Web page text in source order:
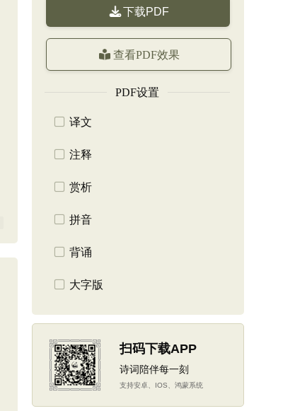
下载PDF
查看PDF效果
PDF设置
译文
注释
赏析
拼音
背诵
大字版
扫码下载APP
诗词陪伴每一刻
支持安卓、IOS、鸿蒙系统